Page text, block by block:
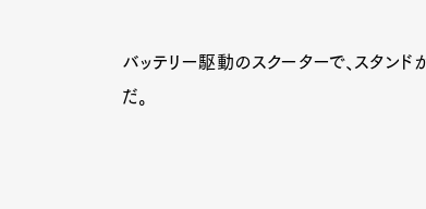
バッテリー駆動のスクーターで、スタン
だ。